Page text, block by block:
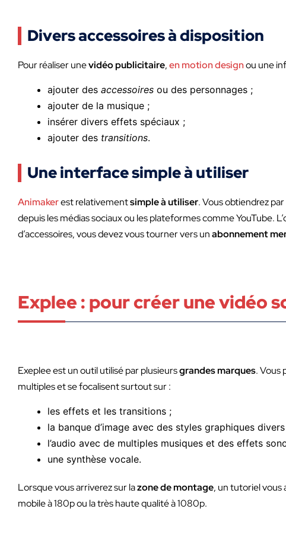
Divers accessoires à disposition
Pour réaliser unevidéo publicitaire,en motion designou une
ajouter des accessoires ou des personnages ;
ajouter de la musique ;
insérer divers effets spéciaux ;
ajouter des transitions.
Une interface simple à utiliser
Animakerest relativementsimple à utiliser. Vous obtiendrez
depuis les médias sociaux ou les plateformes comme YouTube.
d’accessoires, vous devez vous tourner vers unabonnement
Explee : pour créer une vidéo
Exeplee est un outil utilisé par plusieursgrandes marques. Vous
multiples et se focalisent surtout sur :
les effets et les transitions ;
la banque d’image avec des styles graphiques
l’audio avec de multiples musiques et des effets
une synthèse vocale.
Lorsque vous arriverez sur lazone de montage, un tutoriel vous
mobile à 180p ou la très haute qualité à 1080p.